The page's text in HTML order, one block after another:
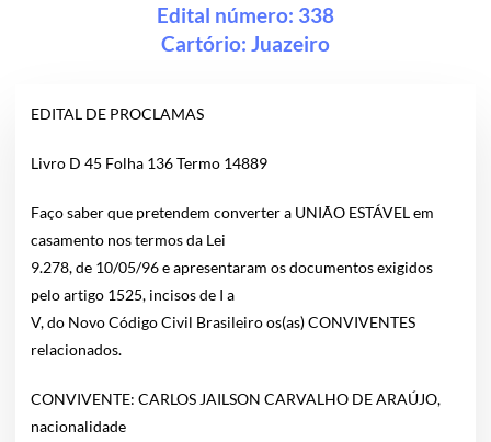
Edital número: 338
Cartório: Juazeiro
EDITAL DE PROCLAMAS
Livro D 45 Folha 136 Termo 14889
Faço saber que pretendem converter a UNIÃO ESTÁVEL em
casamento nos termos da Lei
9.278, de 10/05/96 e apresentaram os documentos exigidos
pelo artigo 1525, incisos de I a
V, do Novo Código Civil Brasileiro os(as) CONVIVENTES
relacionados.
CONVIVENTE: CARLOS JAILSON CARVALHO DE ARAÚJO,
nacionalidade